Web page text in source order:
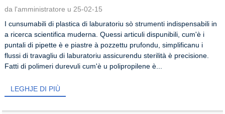
da l'amministratore u 25-02-15
I cunsumabili di plastica di laburatoriu sò strumenti indispensabili in
a ricerca scientifica muderna. Quessi articuli dispunibili, cum'è i
puntali di pipette è e piastre à pozzettu prufondu, simplificanu i
flussi di travagliu di laburatoriu assicurendu sterilità è precisione.
Fatti di polimeri durevuli cum'è u polipropilene è...
LEGHJE DI PIÙ